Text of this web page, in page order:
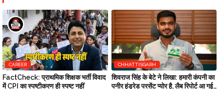
CAREER
FactCheck: प्राथमिक शिक्षक भर्ती विवाद
में CPI का स्पष्टीकरण ही स्पष्ट नहीं
CHHATTISGARH
शिवराज सिंह के बेटे ने लिखा: हमारी कंपनी का
पनीर हंड्रेड परसेंट प्योर है, लैब रिपोर्ट आ गई